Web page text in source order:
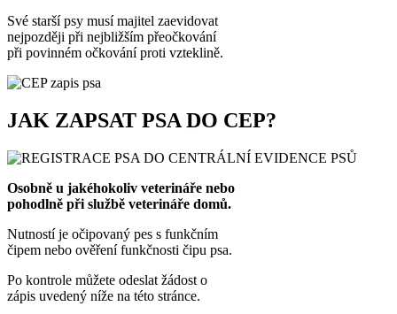
Své starší psy musí majitel zaevidovat
nejpozději při nejbližším přeočkování
při povinném očkování proti vzteklině.
JAK ZAPSAT PSA DO CEP?
Osobně u jakéhokoliv veterináře nebo
pohodlně při službě veterináře domů.
Nutností je očipovaný pes s funkčním
čipem nebo ověření funkčnosti čipu psa.
Po kontrole můžete odeslat žádost o
zápis uvedený níže na této stránce.